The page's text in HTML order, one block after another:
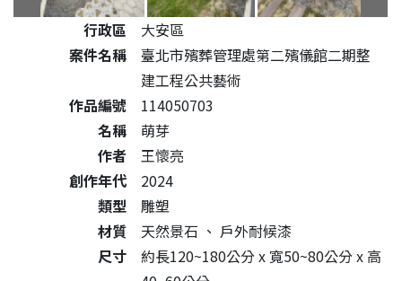
公共藝術作品詳細資料
行政區
大安區
案件名稱
臺北市殯葬管理處第二殯儀館二期整
建工程公共藝術
作品編號
114050703
名稱
萌芽
作者
王懷亮
創作年代
2024
類型
雕塑
材質
天然景石 、 戶外耐候漆
尺寸
約長120~180公分 x 寬50~80公分 x 高